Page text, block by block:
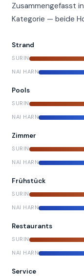
Zusammengefasst
Kategorie — beide
Strand
SURIN
NAI HARN
Pools
SURIN
NAI HARN
Zimmer
SURIN
NAI HARN
Frühstück
SURIN
NAI HARN
Restaurants
SURIN
NAI HARN
Service